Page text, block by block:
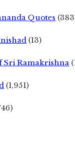
Quotes
(13)
Sri Ramakrishna
(1,951)